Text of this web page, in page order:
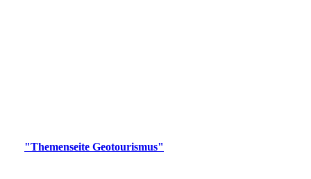
"Themenseite Geotourismus"